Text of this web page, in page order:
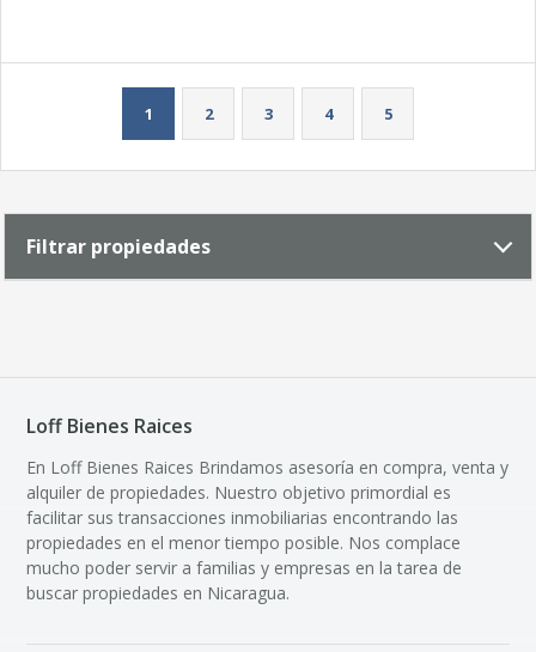
1 2 3 4 5
Filtrar propiedades
Loff Bienes Raices
En Loff Bienes Raices Brindamos asesoría en compra, venta y
alquiler de propiedades. Nuestro objetivo primordial es
facilitar sus transacciones inmobiliarias encontrando las
propiedades en el menor tiempo posible. Nos complace
mucho poder servir a familias y empresas en la tarea de
buscar propiedades en Nicaragua.